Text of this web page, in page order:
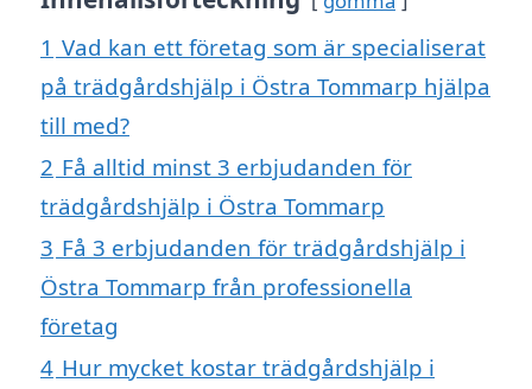
1 Vad kan ett företag som är specialiserat
på trädgårdshjälp i Östra Tommarp hjälpa
till med?
2 Få alltid minst 3 erbjudanden för
trädgårdshjälp i Östra Tommarp
3 Få 3 erbjudanden för trädgårdshjälp i
Östra Tommarp från professionella
företag
4 Hur mycket kostar trädgårdshjälp i